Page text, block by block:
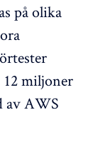
på olika
miljoner
av AWS